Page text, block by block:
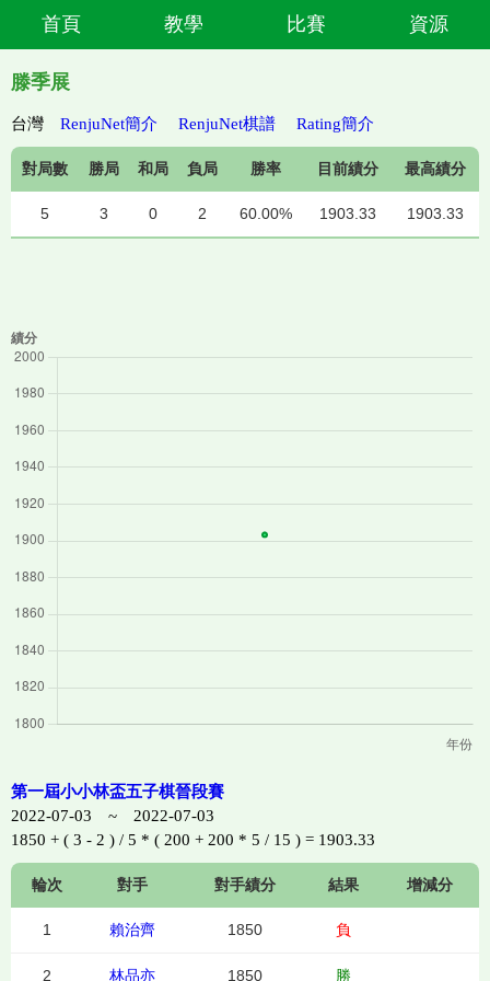
首頁 教學 比賽 資源
滕季展
台灣 RenjuNet簡介 RenjuNet棋譜 Rating簡介
對局數 勝局 和局 負局 勝率 目前績分 最高績分
5 3 0 2 60.00% 1903.33 1903.33
第一屆小小林盃五子棋晉段賽
2022-07-03 ~ 2022-07-03
1850 + ( 3 - 2 ) / 5 * ( 200 + 200 * 5 / 15 ) = 1903.33
輪次 對手 對手績分 結果 增減分
1 賴治齊 1850 負
2 林品亦 1850 勝